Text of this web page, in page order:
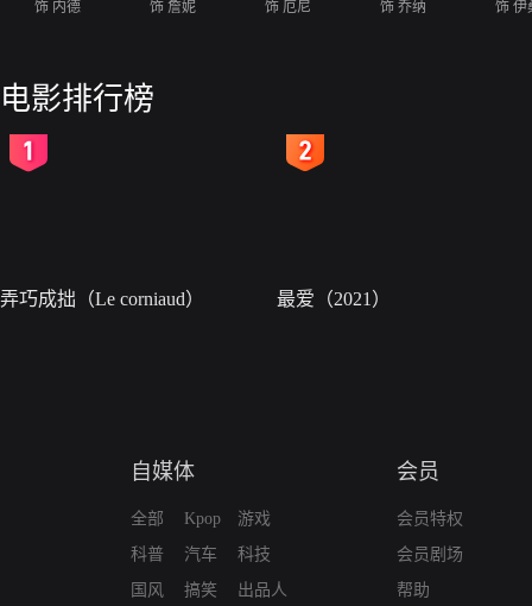
饰 内德 饰 詹妮 饰 厄尼 饰 乔纳 饰 伊
电影排行榜
弄巧成拙（Le corniaud） 最爱（2021）
自媒体
全部
科普
国风
Kpop
汽车
搞笑
游戏
科技
出品人
会员
会员特权
会员剧场
帮助